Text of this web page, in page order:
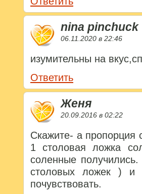
nina pinchuck
06.11.2020 в 22:46
изумительны на
Ответить
Женя
20.09.2016 в 02:22
Скажите- а пропорция
1 столовая ложка
соленные
столовых ложек ) и
почувствовать.